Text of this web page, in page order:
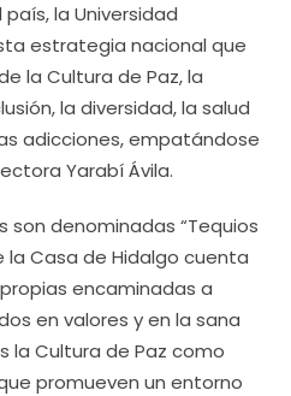
la Universidad
estrategia nacional que
la Cultura de Paz, la
la diversidad, la salud
adicciones, empatándose
Yarabí Ávila.
son denominadas “Tequios
la Casa de Hidalgo cuenta
encaminadas a
en valores y en la sana
la Cultura de Paz como
promueven un entorno